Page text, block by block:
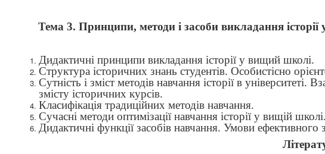
Тема 3. Принципи, методи і засоби викладання
Дидактичні принципи викладання історії у вищий школі.
Структура історичних знань студентів. Особистісно
Сутність і зміст методів навчання історії в університеті.
змісту історичних курсів.
Класифікація традиційних методів навчання.
Сучасні методи оптимізації навчання історії у вищій
Дидактичні функції засобів навчання. Умови